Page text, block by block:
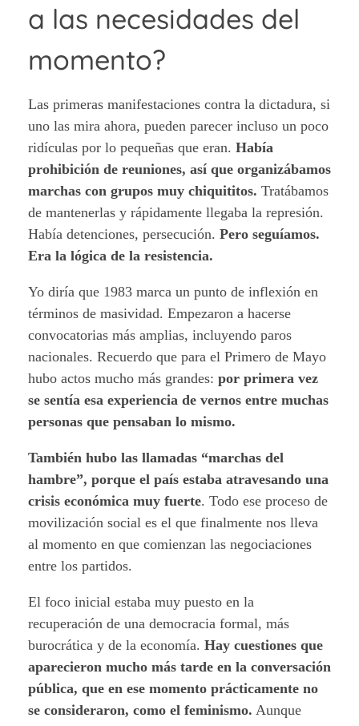
a las necesidades del
momento?
Las primeras manifestaciones contra la dictadura, si
uno las mira ahora, pueden parecer incluso un poco
ridículas por lo pequeñas que eran. Había
prohibición de reuniones, así que organizábamos
marchas con grupos muy chiquititos. Tratábamos
de mantenerlas y rápidamente llegaba la represión.
Había detenciones, persecución. Pero seguíamos.
Era la lógica de la resistencia.
Yo diría que 1983 marca un punto de inflexión en
términos de masividad. Empezaron a hacerse
convocatorias más amplias, incluyendo paros
nacionales. Recuerdo que para el Primero de Mayo
hubo actos mucho más grandes: por primera vez
se sentía esa experiencia de vernos entre muchas
personas que pensaban lo mismo.
También hubo las llamadas “marchas del
hambre”, porque el país estaba atravesando una
crisis económica muy fuerte. Todo ese proceso de
movilización social es el que finalmente nos lleva
al momento en que comienzan las negociaciones
entre los partidos.
El foco inicial estaba muy puesto en la
recuperación de una democracia formal, más
burocrática y de la economía. Hay cuestiones que
aparecieron mucho más tarde en la conversación
pública, que en ese momento prácticamente no
se consideraron, como el feminismo. Aunque